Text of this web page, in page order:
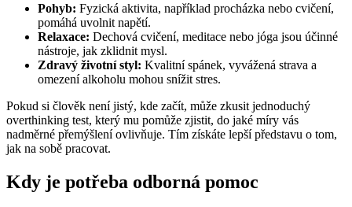
Pohyb: Fyzická aktivita, například procházka nebo cvičení,
pomáhá uvolnit napětí.
Relaxace: Dechová cvičení, meditace nebo jóga jsou účinné
nástroje, jak zklidnit mysl.
Zdravý životní styl: Kvalitní spánek, vyvážená strava a
omezení alkoholu mohou snížit stres.
Pokud si člověk není jistý, kde začít, může zkusit jednoduchý
overthinking test, který mu pomůže zjistit, do jaké míry vás
nadměrné přemýšlení ovlivňuje. Tím získáte lepší představu o tom,
jak na sobě pracovat.
Kdy je potřeba odborná pomoc